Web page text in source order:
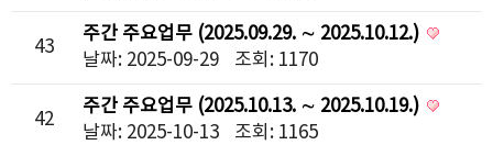
43
주간 주요업무 (2025.09.29. ∼ 2025.10.12.)
날짜: 2025-09-29
조회: 1170
42
주간 주요업무 (2025.10.13. ∼ 2025.10.19.)
날짜: 2025-10-13
조회: 1165